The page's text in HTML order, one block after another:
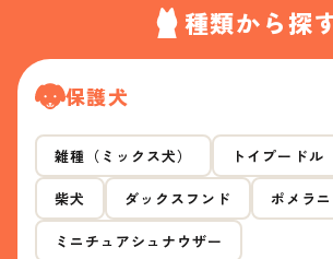
種類から探
保護犬
雑種（ミックス犬） トイプードル
柴犬 ダックスフンド ポメラ
ミニチュアシュナウザー